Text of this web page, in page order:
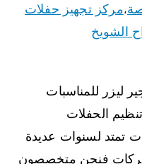
،مركز تجهيز حفلات
الشويخ
ليزر للمناسبات
الحفلات
تمتد لسنوات عديدة
فنحن متخصصون